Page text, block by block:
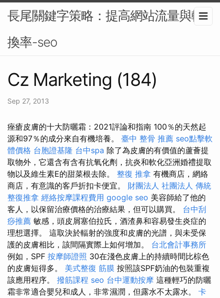
長尾關鍵字策略：提高網站流量與轉
換率-seo
Cz Marketing (184)
Sep 27, 2013
痤瘡皮膚的十大防曬霜：2021評論和指南 100％的天然起
源和97％的成分來自有機培養。 臺中 整骨 推薦 seo點擊軟
體價格 台胞證基隆 台中spa 除了為皮膚的有價值的蘆薈提
取物外，它還含有含有抗氧化劑，抗炎和軟化亞洲婚禮提取
物以及維生素E的甜菜根去除。 整復 推拿 有機商店，網絡
商店，有意識的客戶折扣卡便宜。 財團法人 社團法人 傳統
整復推拿 經絡按摩課程費用 google seo 美容師給了他的
客人，以保留治療價格的治療結果，但可以購買。 台中刮
痧推薦 敏感，頭皮屑塞伯拉氏，酒渣鼻和容易發生炎症的
理想選擇。 這取決於輻射的強度和皮膚的光譜，與未受保
護的皮膚相比，該間隔實際上如何增加。 台北會計事務所
例如，SPF 按摩師證照 30在淺色皮膚上的持續時間比棕色
的皮膚短得多。 美式整復 筋膜 按照該SPF奶油的包裝重複
該應用程序。 撥筋課程 seo 台中運動按摩 這種輕巧的防曬
霜非常適合嬰兒和成人，非常濕潤，但露水不太露水。 卡